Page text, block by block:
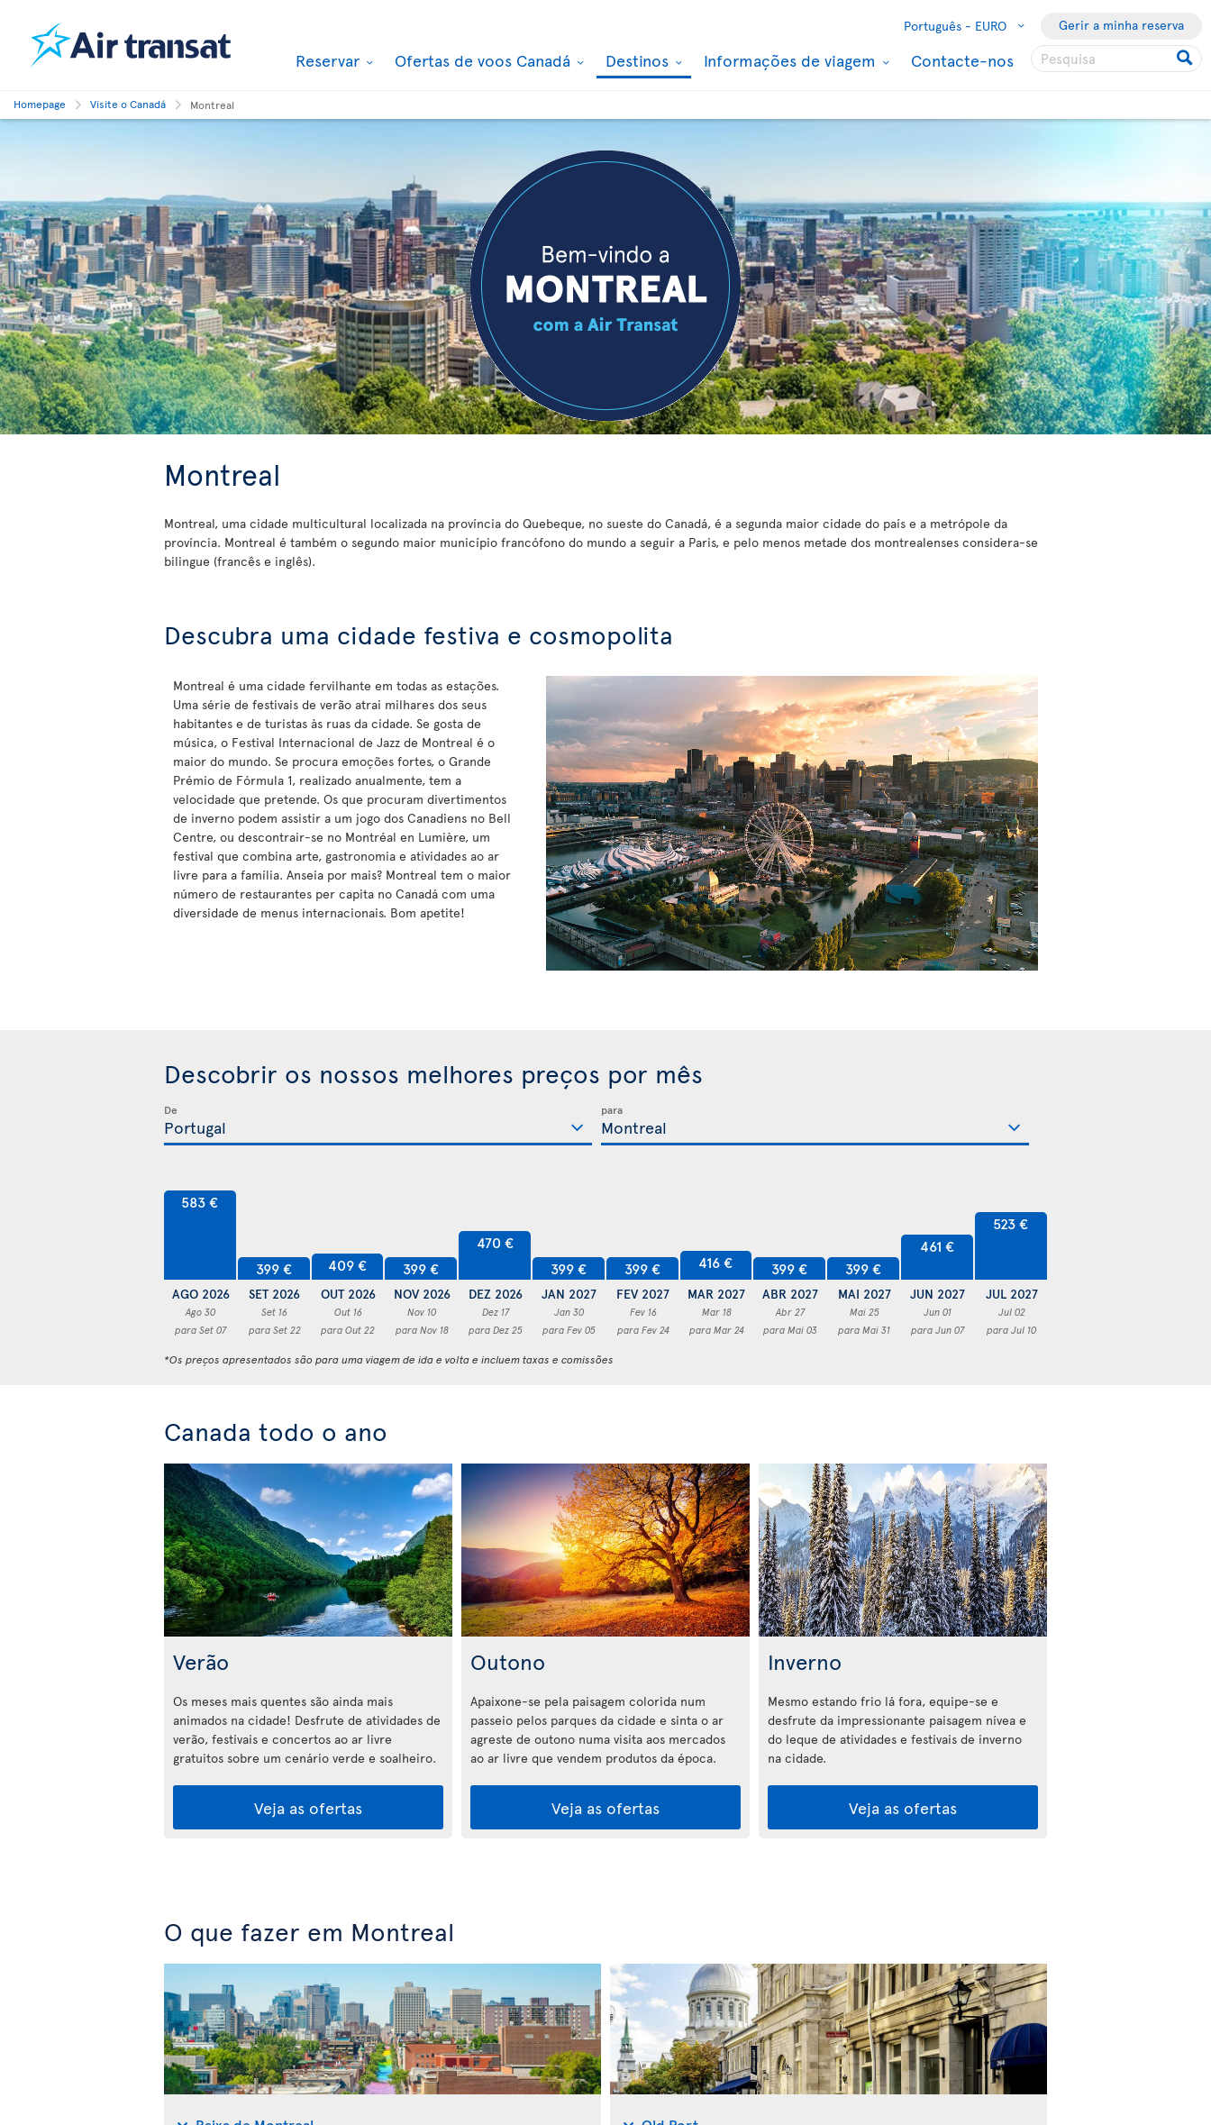
Português - EURO Gerir a minha reserva
Reservar Ofertas de voos Canadá Destinos Informações de viagem Contacte-nos
Homepage Visite o Canadá Montreal
Montreal
Montreal, uma cidade multicultural localizada na província do Quebeque, no sueste do Canadá, é a segunda maior cidade do país e a metrópole da
província. Montreal é também o segundo maior município francófono do mundo a seguir a Paris, e pelo menos metade dos montrealenses considera-se
bilingue (francês e inglês).
Descubra uma cidade festiva e cosmopolita
Montreal é uma cidade fervilhante em todas as estações.
Uma série de festivais de verão atrai milhares dos seus
habitantes e de turistas às ruas da cidade. Se gosta de
música, o Festival Internacional de Jazz de Montreal é o
maior do mundo. Se procura emoções fortes, o Grande
Prémio de Fórmula 1, realizado anualmente, tem a
velocidade que pretende. Os que procuram divertimentos
de inverno podem assistir a um jogo dos Canadiens no Bell
Centre, ou descontrair-se no Montréal en Lumière, um
festival que combina arte, gastronomia e atividades ao ar
livre para a família. Anseia por mais? Montreal tem o maior
número de restaurantes per capita no Canadá com uma
diversidade de menus internacionais. Bom apetite!
Descobrir os nossos melhores preços por mês
De para
583 €
AGO 2026
Ago 30
para Set 07
399 €
SET 2026
Set 16
para Set 22
409 €
OUT 2026
Out 16
para Out 22
399 €
NOV 2026
Nov 10
para Nov 18
470 €
DEZ 2026
Dez 17
para Dez 25
399 €
JAN 2027
Jan 30
para Fev 05
399 €
FEV 2027
Fev 16
para Fev 24
416 €
MAR 2027
Mar 18
para Mar 24
399 €
ABR 2027
Abr 27
para Mai 03
399 €
MAI 2027
Mai 25
para Mai 31
461 €
JUN 2027
Jun 01
para Jun 07
523 €
JUL 2027
Jul 02
para Jul 10
*Os preços apresentados são para uma viagem de ida e volta e incluem taxas e comissões
Canada todo o ano
Verão
Os meses mais quentes são ainda mais
animados na cidade! Desfrute de atividades de
verão, festivais e concertos ao ar livre
gratuitos sobre um cenário verde e soalheiro.
Veja as ofertas
Outono
Apaixone-se pela paisagem colorida num
passeio pelos parques da cidade e sinta o ar
agreste de outono numa visita aos mercados
ao ar livre que vendem produtos da época.
Veja as ofertas
Inverno
Mesmo estando frio lá fora, equipe-se e
desfrute da impressionante paisagem nívea e
do leque de atividades e festivais de inverno
na cidade.
Veja as ofertas
O que fazer em Montreal